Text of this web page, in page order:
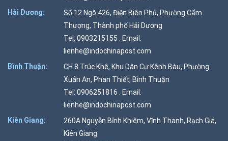
Hải Dương:
Số 12 Ngõ 426, Điện Biên Phủ, Phường Cẩm
Thượng, Thành phố Hải Dương
Tel: 0903215155 . Email:
lienhe@indochinapost.com
Bình Thuận:
CH 8 Trúc Khê, Khu Dân Cư Kênh Bàu, Phường
Xuân An, Phan Thiết, Bình Thuận
Tel: 0906251816 . Email:
lienhe@indochinapost.com
Kiên Giang:
260A Nguyễn Bỉnh Khiêm, Vĩnh Thanh, Rạch Giá,
Kiên Giang